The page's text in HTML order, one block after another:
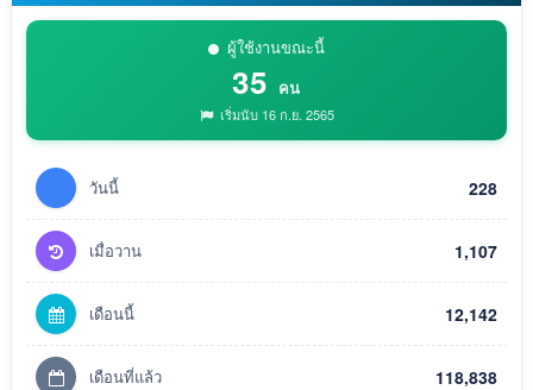
ผู้ใช้งานขณะนี้
35 คน
เริ่มนับ 16 ก.ย. 2565
วันนี้ 228
เมื่อวาน 1,107
เดือนนี้ 12,142
เดือนที่แล้ว 118,838